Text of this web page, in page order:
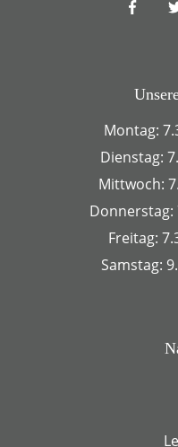
Montag:
Dienstag:
Mittwoch:
Donnerstag:
Freitag:
Samstag: